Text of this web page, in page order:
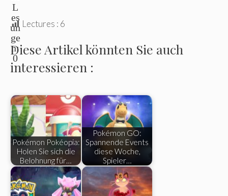
L
es
un
ge
n:
0
Lectures : 6
Diese Artikel könnten Sie auch
interessieren :
Pokémon Pokéopia:
Holen Sie sich die
Belohnung für…
Pokémon GO:
Spannende Events
diese Woche,
Spieler…